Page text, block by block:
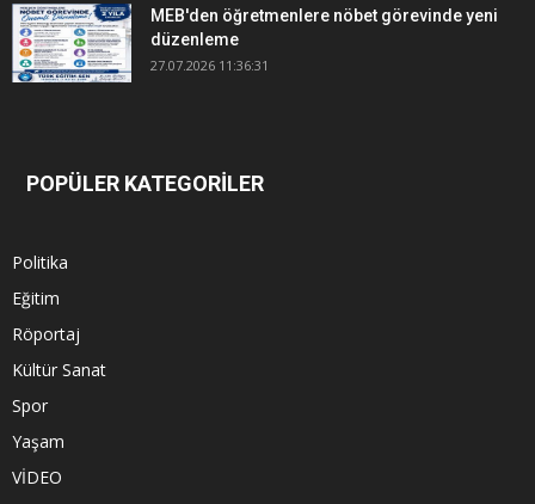
MEB'den öğretmenlere nöbet görevinde yeni
düzenleme
27.07.2026 11:36:31
POPÜLER KATEGORİLER
Politika
Eğitim
Röportaj
Kültür Sanat
Spor
Yaşam
VİDEO